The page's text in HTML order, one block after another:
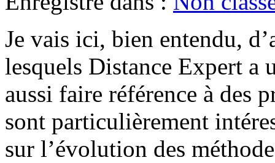
Je vais ici, bien entendu,
lesquels Distance Expert a
aussi faire référence à des
sont particulièrement
sur l’évolution des